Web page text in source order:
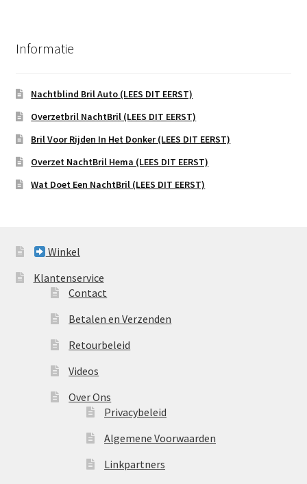
Informatie
Nachtblind Bril Auto (LEES DIT EERST)
Overzetbril NachtBril (LEES DIT EERST)
Bril Voor Rijden In Het Donker (LEES DIT EERST)
Overzet NachtBril Hema (LEES DIT EERST)
Wat Doet Een NachtBril (LEES DIT EERST)
Winkel
Klantenservice
Contact
Betalen en Verzenden
Retourbeleid
Videos
Over Ons
Privacybeleid
Algemene Voorwaarden
Linkpartners